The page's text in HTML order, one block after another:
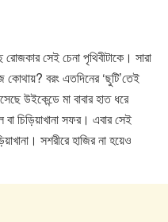
সেই চেনা পৃথিবীটাকে। সারা
বরং এতদিনের ‘ছুটি’তেই
উইকেন্ডে মা বাবার হাত ধরে
বা চিড়িয়াখানা সফর। এবার সেই
সশরীরে হাজির না হয়েও